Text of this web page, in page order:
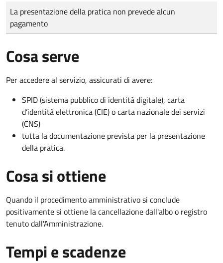
Tipo di pagamento
Importo
La presentazione della pratica non prevede alcun
pagamento
Cosa serve
Per accedere al servizio, assicurati di avere:
SPID (sistema pubblico di identità digitale), carta
d’identità elettronica (CIE) o carta nazionale dei servizi
(CNS)
tutta la documentazione prevista per la presentazione
della pratica.
Cosa si ottiene
Quando il procedimento amministrativo si conclude
positivamente si ottiene la cancellazione dall'albo o registro
tenuto dall'Amministrazione.
Tempi e scadenze